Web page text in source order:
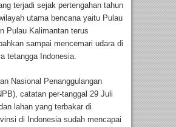
terjadi sejak pertengahan tahun
utama bencana yaitu Pulau
Pulau Kalimantan terus
sampai mencemari udara di
tetangga Indonesia.
Nasional Penanggulangan
catatan per-tanggal 29 Juli
lahan yang terbakar di
di Indonesia sudah mencapai